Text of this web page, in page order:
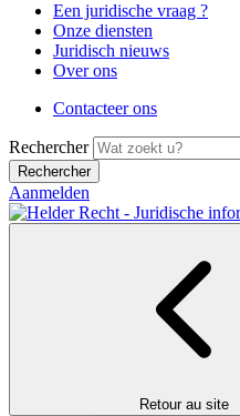
Een juridische vraag ?
Onze diensten
Juridisch nieuws
Over ons
Contacteer ons
Rechercher
Aanmelden
Retour au site